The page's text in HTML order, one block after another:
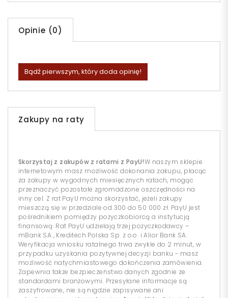
Opinie (0)
Bądź pierwszym, który doda opinię!
Zakupy na raty
Skorzystaj z zakupów z ratami z PayU!W naszym sklepie
internetowym masz możliwość dokonania zakupu, płacąc
za zakupy w wygodnych miesięcznych ratach, mogąc
przeznaczyć pozostałe zgromadzone oszczędności na
inny cel. Z rat PayU można skorzystać, jeżeli zakupy
mieszczą się w przedziale od 300 do 50 000 zł. PayU jest
pośrednikiem pomiędzy pożyczkobiorcą a instytucją
finansową. Rat PayU udzielają trzej pożyczkodawcy –
mBank SA , Kreditech Polska Sp. z o.o. i Alior Bank SA.
Weryfikacja wniosku ratalnego trwa zwykle do 2 minut, w
przypadku uzyskania pozytywnej decyzji banku - masz
możliwość natychmiastowego dokończenia zamówienia.
Zapewnia także bezpieczeństwo danych zgodnie ze
standardami branżowymi. Przesyłane informacje są
zaszyfrowane, nie są nigdzie zapisywane ani